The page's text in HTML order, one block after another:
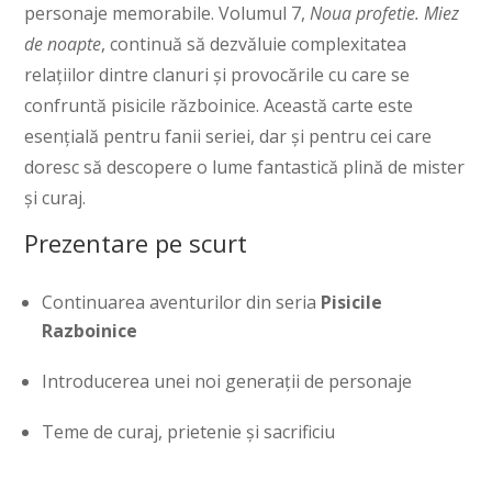
personaje memorabile. Volumul 7,Noua profetie. Miez
de noapte, continuă să dezvăluie complexitatea
relațiilor dintre clanuri și provocările cu care se
confruntă pisicile războinice. Această carte este
esențială pentru fanii seriei, dar și pentru cei care
doresc să descopere o lume fantastică plină de mister
și curaj.
Prezentare pe scurt
Continuarea aventurilor din seria Pisicile
Razboinice
Introducerea unei noi generații de personaje
Teme de curaj, prietenie și sacrificiu